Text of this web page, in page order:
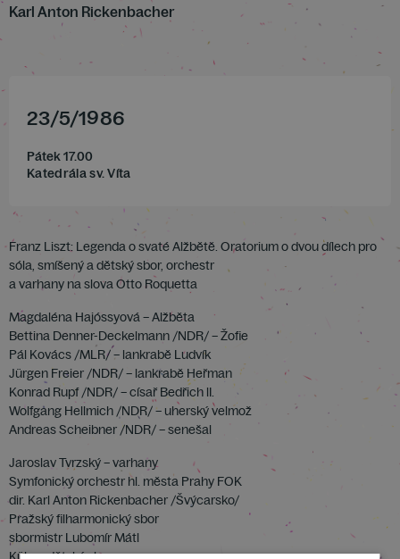
Karl Anton Rickenbacher
23/5/1986
Pátek 17.00
Katedrála sv. Víta
Franz Liszt: Legenda o svaté Alžbětě. Oratorium o dvou dílech pro
sóla, smíšený a dětský sbor, orchestr
a varhany na slova Otto Roquetta
Magdaléna Hajóssyová – Alžběta
Bettina Denner-Deckelmann /NDR/ – Žofie
Pál Kovács /MLR/ – lankrabě Ludvík
Jürgen Freier /NDR/ – lankrabě Heřman
Konrad Rupf /NDR/ – císař Bedřich lI.
Wolfgang Hellmich /NDR/ – uherský velmož
Andreas Scheibner /NDR/ – senešal
Jaroslav Tvrzský – varhany
Symfonický orchestr hl. města Prahy FOK
dir. Karl Anton Rickenbacher /Švýcarsko/
Pražský filharmonický sbor
sbormistr Lubomír Mátl